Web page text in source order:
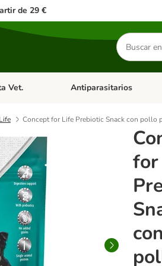
de 29 €
Buscar
productos
de categoria abierto: Gatos
Vet. Menú de categoria
Antiparasitarios
Concept for Life Prebiotic Snack con pollo
con